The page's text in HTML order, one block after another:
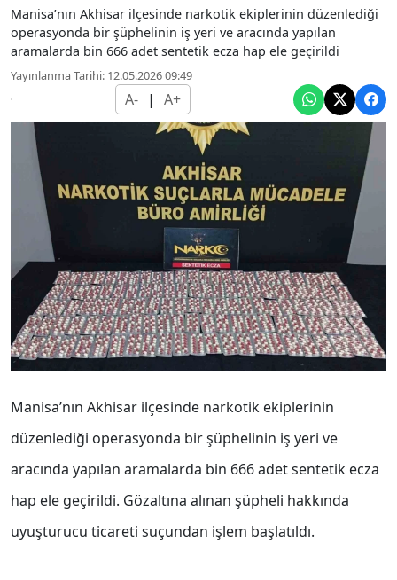
Manisa’nın Akhisar ilçesinde narkotik ekiplerinin düzenlediği
operasyonda bir şüphelinin iş yeri ve aracında yapılan
aramalarda bin 666 adet sentetik ecza hap ele geçirildi
Yayınlanma Tarihi: 12.05.2026 09:49
A- | A+
Manisa’nın Akhisar ilçesinde narkotik ekiplerinin
düzenlediği operasyonda bir şüphelinin iş yeri ve
aracında yapılan aramalarda bin 666 adet sentetik ecza
hap ele geçirildi. Gözaltına alınan şüpheli hakkında
uyuşturucu ticareti suçundan işlem başlatıldı.